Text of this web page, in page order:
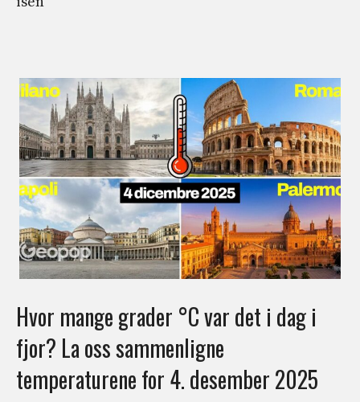
Hvor mange grader °C var det i dag i
fjor? La oss sammenligne
temperaturene for 4. desember 2025